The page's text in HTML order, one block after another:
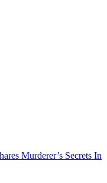
Murderer’s Secrets In